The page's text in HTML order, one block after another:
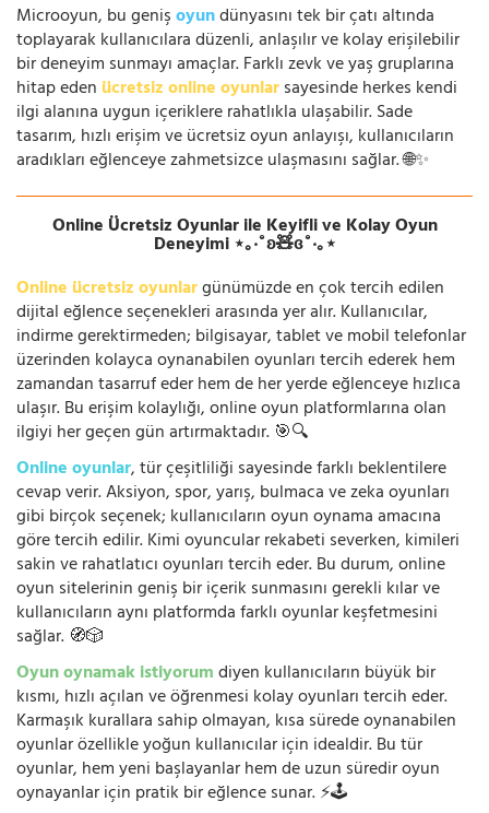
Microoyun, bu genişoyundünyasını tek bir çatı altında
toplayarak kullanıcılara düzenli, anlaşılır ve kolay erişilebilir
bir deneyim sunmayı amaçlar. Farklı zevk ve yaş gruplarına
hitap eden ücretsiz online oyunlarsayesinde herkes kendi
ilgi alanına uygun içeriklere rahatlıkla ulaşabilir. Sade
tasarım, hızlı erişim ve ücretsiz oyun anlayışı, kullanıcıların
aradıkları eğlenceye zahmetsizce ulaşmasını sağlar. 🌐✨
Online Ücretsiz Oyunlar ile Keyifli ve Kolay Oyun
Deneyimi ⋆｡‧˚ʚ🧸ɞ˚‧｡⋆
Online ücretsiz oyunlargünümüzde en çok tercih edilen
dijital eğlence seçenekleri arasında yer alır. Kullanıcılar,
indirme gerektirmeden; bilgisayar, tablet ve mobil telefonlar
üzerinden kolayca oynanabilen oyunları tercih ederek hem
zamandan tasarruf eder hem de her yerde eğlenceye hızlıca
ulaşır. Bu erişim kolaylığı, online oyun platformlarına olan
ilgiyi her geçen gün artırmaktadır. 🎯🔍
Online oyunlar, tür çeşitliliği sayesinde farklı beklentilere
cevap verir. Aksiyon, spor, yarış, bulmaca ve zeka oyunları
gibi birçok seçenek; kullanıcıların oyun oynama amacına
göre tercih edilir. Kimi oyuncular rekabeti severken, kimileri
sakin ve rahatlatıcı oyunları tercih eder. Bu durum, online
oyun sitelerinin geniş bir içerik sunmasını gerekli kılar ve
kullanıcıların aynı platformda farklı oyunlar keşfetmesini
sağlar. 🧭🎲
Oyun oynamak istiyorumdiyen kullanıcıların büyük bir
kısmı, hızlı açılan ve öğrenmesi kolay oyunları tercih eder.
Karmaşık kurallara sahip olmayan, kısa sürede oynanabilen
oyunlar özellikle yoğun kullanıcılar için idealdir. Bu tür
oyunlar, hem yeni başlayanlar hem de uzun süredir oyun
oynayanlar için pratik bir eğlence sunar. ⚡🕹️